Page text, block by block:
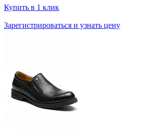
Купить в 1 клик
Зарегистрироваться и узнать цену